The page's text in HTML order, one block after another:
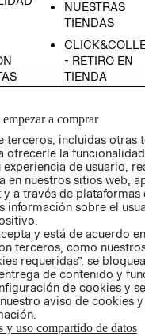
NUESTRAS
TIENDAS
- RETIRO EN
TIENDA
CONDICIONES
AVISO DE
PRIVACIDAD
GIFT CARD
AVISO DE
COOKIES
a comprar
terceros, incluidas otras
ofrecerle la
de usuario,
en nuestros sitios web,
a través de plataformas
información sobre el
y está de acuerdo
terceros, como
requeridas”, se
de contenido y
de cookies y
aviso de cookies
y uso compartido de datos